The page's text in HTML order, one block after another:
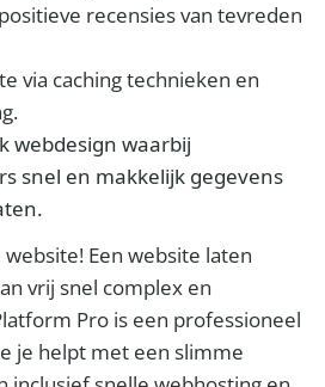
recensies van tevreden
via caching technieken en
webdesign waarbij
snel en makkelijk gegevens
Een website laten
vrij snel complex en
Pro is een professioneel
je helpt met een slimme